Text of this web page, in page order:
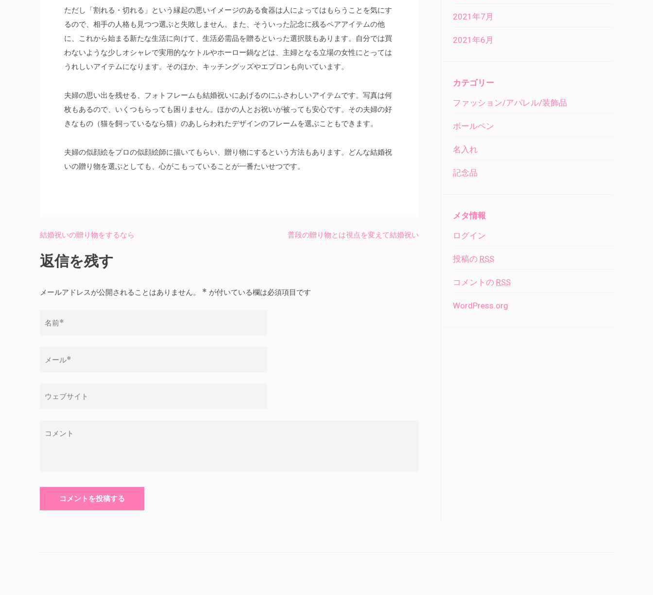
ただし「割れる・切れる」という縁起の悪いイメージのある食器は人によってはもらうことを気にす
るので、相手の人格も見つつ選ぶと失敗しません。また、そういった記念に残るペアアイテムの他
に、これから始まる新たな生活に向けて、生活必需品を贈るといった選択肢もあります。自分では買
わないような少しオシャレで実用的なケトルやホーロー鍋などは、主婦となる立場の女性にとっては
うれしいアイテムになります。そのほか、キッチングッズやエプロンも向いています。
夫婦の思い出を残せる、フォトフレームも結婚祝いにあげるのにふさわしいアイテムです。写真は何
枚もあるので、いくつもらっても困りません。ほかの人とお祝いが被っても安心です。その夫婦の好
きなもの（猫を飼っているなら猫）のあしらわれたデザインのフレームを選ぶこともできます。
夫婦の似顔絵をプロの似顔絵師に描いてもらい、贈り物にするという方法もあります。どんな結婚祝
いの贈り物を選ぶとしても、心がこもっていることが一番たいせつです。
稿
ナ
ビ
ゲ
シ
ン
結婚祝いの贈り物をするなら 普段の贈り物とは視点を変えて結婚祝い
返信を残す
メールアドレスが公開されることはありません。 * が付いている欄は必須項目です
2021年7月
2021年6月
カテゴリー
ファッション/アパレル/装飾品
ボールペン
名入れ
記念品
メタ情報
ログイン
投稿の RSS
コメントの RSS
WordPress.org